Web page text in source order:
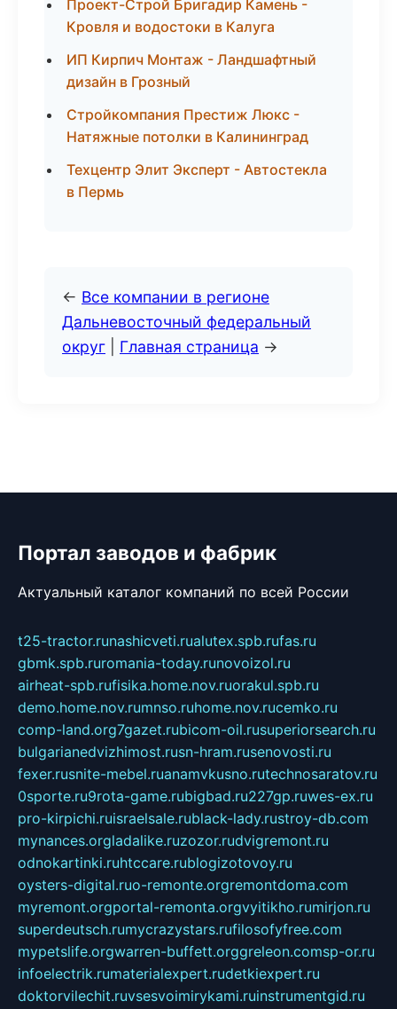
Проект-Строй Бригадир Камень -
Кровля и водостоки в Калуга
ИП Кирпич Монтаж - Ландшафтный
дизайн в Грозный
Стройкомпания Престиж Люкс -
Натяжные потолки в Калининград
Техцентр Элит Эксперт - Автостекла
в Пермь
← Все компании в регионе
Дальневосточный федеральный
округ
Главная страница →
Портал заводов и фабрик
Актуальный каталог компаний по всей России
t25-tractor.runashicveti.rualutex.spb.rufas.ru
gbmk.spb.ruromania-today.runovoizol.ru
airheat-spb.rufisika.home.nov.ruorakul.spb.ru
demo.home.nov.rumnso.ruhome.nov.rucemko.ru
comp-land.org7gazet.rubicom-oil.rusuperiorsearch.ru
bulgarianedvizhimost.rusn-hram.rusenovosti.ru
fexer.rusnite-mebel.ruanamvkusno.rutechnosaratov.ru
0sporte.ru9rota-game.rubigbad.ru227gp.ruwes-ex.ru
pro-kirpichi.ruisraelsale.rublack-lady.rustroy-db.com
mynances.orgladalike.ruzozor.rudvigremont.ru
odnokartinki.ruhtccare.rublogizotovoy.ru
oysters-digital.ruo-remonte.orgremontdoma.com
myremont.orgportal-remonta.orgvyitikho.rumirjon.ru
superdeutsch.rumycrazystars.rufilosofyfree.com
mypetslife.orgwarren-buffett.orggreleon.comsp-or.ru
infoelectrik.rumaterialexpert.rudetkiexpert.ru
doktorvilechit.ruvsesvoimirykami.ruinstrumentgid.ru